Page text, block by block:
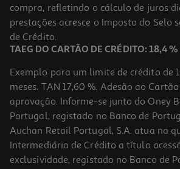
16.2 €/un
18,00 € PVP de editor
16,20 €
-10%
compra, refletindo o cálculo de juros
prestações acresce o Imposto do Selo
de Crédito.
TAEG DO CARTÃO DE CRÉDITO: 18,4 %
Exemplo para um limite de crédito de
meses. TAN 17,60 %. Adesão ao
aprovação. Informe-se junto do Oney
Portugal, registado no Banco de
Auchan Retail Portugal, S.A. atua na
Intermediário de Crédito a título
exclusividade, registado no Banco de